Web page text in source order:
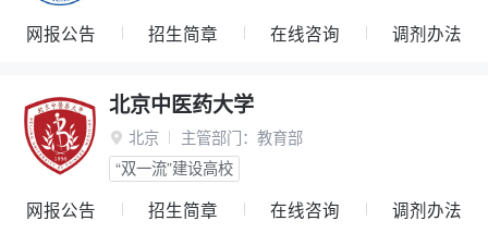
网报公告 招生简章 在线咨询 调剂办法
北京中医药大学
 北京 主管部门： 教育部
“双一流”建设高校
网报公告 招生简章 在线咨询 调剂办法